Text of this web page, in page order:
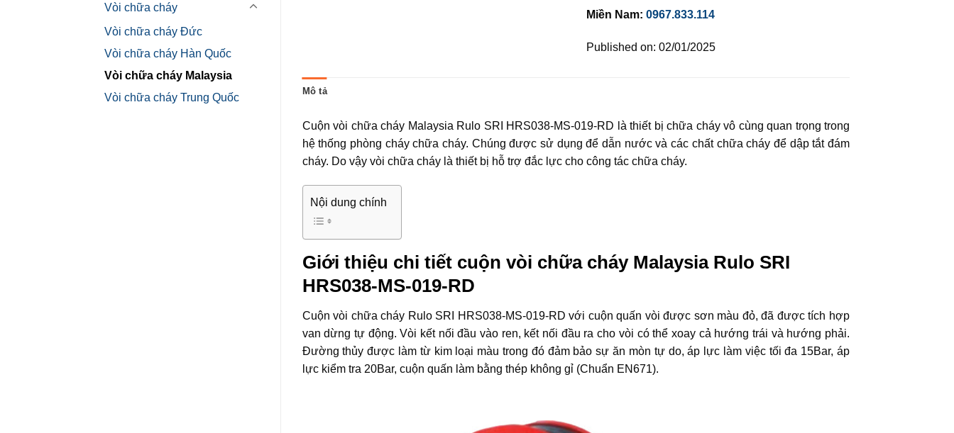
Vòi chữa cháy
Vòi chữa cháy Đức
Vòi chữa cháy Hàn Quốc
Vòi chữa cháy Malaysia
Vòi chữa cháy Trung Quốc
Miền Nam:0967.833.114
Published on: 02/01/2025
Mô tả
Cuộn vòi chữa cháy Malaysia Rulo SRI HRS038-MS-019-RD là thiết bị chữa cháy vô cùng quan trọng trong
hệ thống phòng cháy chữa cháy. Chúng được sử dụng để dẫn nước và các chất chữa cháy để dập tắt đám
cháy. Do vậy vòi chữa cháy là thiết bị hỗ trợ đắc lực cho công tác chữa cháy.
Nội dung chính
Giới thiệu chi tiết cuộn vòi chữa cháy Malaysia Rulo SRI
HRS038-MS-019-RD
Cuộn vòi chữa cháy Rulo SRI HRS038-MS-019-RD với cuộn quấn vòi được sơn màu đỏ, đã được tích hợp
van dừng tự động. Vòi kết nối đầu vào ren, kết nối đầu ra cho vòi có thể xoay cả hướng trái và hướng phải.
Đường thủy được làm từ kim loại màu trong đó đảm bảo sự ăn mòn tự do, áp lực làm việc tối đa 15Bar, áp
lực kiểm tra 20Bar, cuộn quấn làm bằng thép không gỉ (Chuẩn EN671).